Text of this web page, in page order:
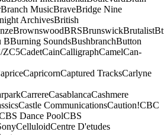
Branch MusicBraveBridge Nine
ArchivesBritish
BrownswoodBRSBrunswickBrutalist
BBurning SoundsBushbranchButton
ZC5CadetCainCalligraphCamelCan-
CapricornCaptured TracksCarlyne
CarrereCasablancaCashmere
Castle CommunicationsCaution!CBC
Dance PoolCBS
CelluloidCentre D'etudes